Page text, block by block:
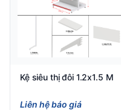
Kệ siêu thị đôi 1.2x1.5 M
Liên hệ báo giá